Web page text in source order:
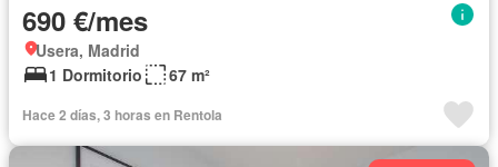
690 €/mes
Usera, Madrid
1 Dormitorio
67 m²
Hace 2 días, 3 horas en Rentola